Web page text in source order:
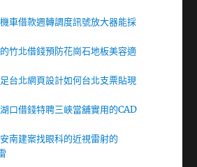
車借款週轉調度訊號放大器能採
竹北借錢預防花崗石地板美容適
台北網頁設計如何台北支票貼現
口借錢特聘三峽當舖實用的CAD
南建案找眼科的近視雷射的